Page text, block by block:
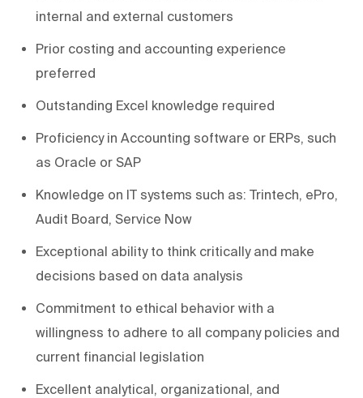
internal and external customers
Prior costing and accounting experience
preferred
Outstanding Excel knowledge required
Proficiency in Accounting software or ERPs, such
as Oracle or SAP
Knowledge on IT systems such as: Trintech, ePro,
Audit Board, Service Now
Exceptional ability to think critically and make
decisions based on data analysis
Commitment to ethical behavior with a
willingness to adhere to all company policies and
current financial legislation
Excellent analytical, organizational, and